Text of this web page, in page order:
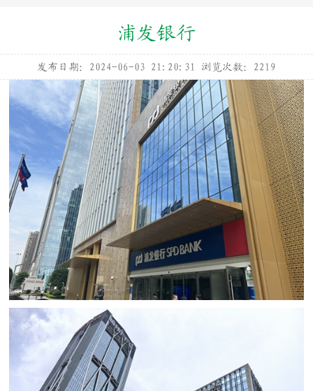
浦发银行
发布日期：2024-06-03 21:20:31 浏览次数： 2219